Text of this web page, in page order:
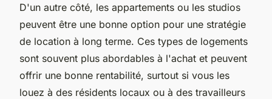
D'un autre côté, les appartements ou les studios
peuvent être une bonne option pour une stratégie
de location à long terme. Ces types de logements
sont souvent plus abordables à l'achat et peuvent
offrir une bonne rentabilité, surtout si vous les
louez à des résidents locaux ou à des travailleurs